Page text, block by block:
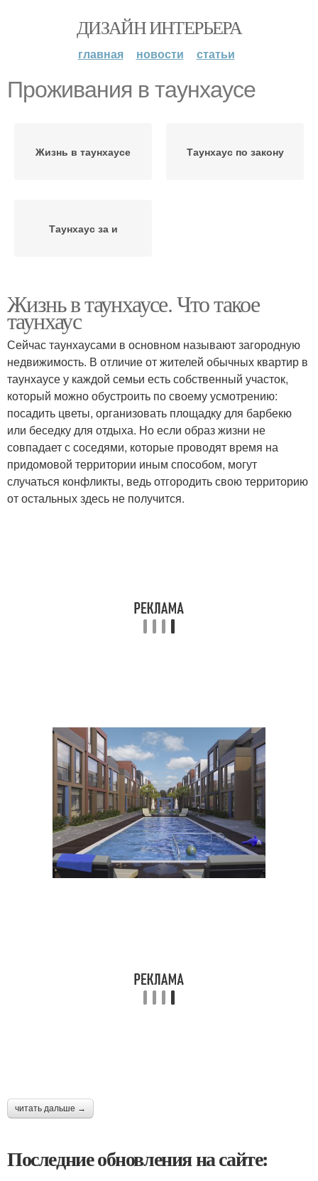
ДИЗАЙН ИНТЕРЬЕРА
главная новости статьи
Проживания в таунхаусе
Жизнь в таунхаусе Таунхаус по закону
Таунхаус за и
Жизнь в таунхаусе. Что такое
таунхаус
Сейчас таунхаусами в основном называют загородную
недвижимость. В отличие от жителей обычных квартир в
таунхаусе у каждой семьи есть собственный участок,
который можно обустроить по своему усмотрению:
посадить цветы, организовать площадку для барбекю
или беседку для отдыха. Но если образ жизни не
совпадает с соседями, которые проводят время на
придомовой территории иным способом, могут
случаться конфликты, ведь отгородить свою территорию
от остальных здесь не получится.
читать дальше →
Последние обновления на сайте: